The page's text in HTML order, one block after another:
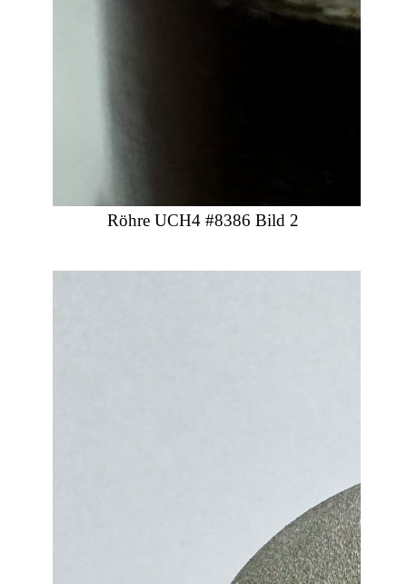
Röhre UCH4 #8386 Bild 2